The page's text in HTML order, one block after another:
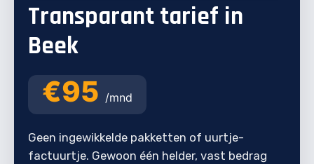
Transparant tarief in
Beek
€95 /mnd
Geen ingewikkelde pakketten of uurtje-
factuurtje. Gewoon één helder, vast bedrag